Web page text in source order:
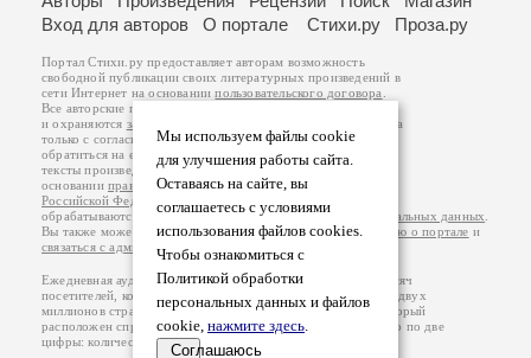
Мы используем файлы cookie
для улучшения работы сайта.
Оставаясь на сайте, вы
соглашаетесь с условиями
использования файлов cookies.
Чтобы ознакомиться с
Политикой обработки
персональных данных и файлов
cookie, нажмите здесь.
Соглашаюсь
Вход для авторов
О портале Стихи.ру Проза.ру
Портал Стихи.ру предоставляет авторам возможность
свободной публикации своих литературных произведений в
сети Интернет на основаниипользовательского договора
Все авторские права на произведения принадлежат авторам
и охраняются законом
. Перепечатка произведений возможна
только с согласия его автора, к которому вы можете
обратиться на его авторской странице. Ответственность за
тексты произведений авторы несут самостоятельно на
основанииправил публикацииизаконодательства
Российской Федерации
обрабатываются на основанииПолитики обработки персональных данных
Вы также можете посмотреть более подробнуюинформацию о портале и
связаться с администрацией
Ежедневная аудитория портала Стихи.ру – порядка 200 тысяч
посетителей, которые в общей сумме просматривают более двух
миллионов страниц по данным счетчика посещаемости, который
расположен справа от этого текста. В каждой графе указано по две
цифры: количество просмотров и количество посетителей.